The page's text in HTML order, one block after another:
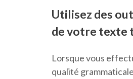
Utilisez des
de votre texte
Lorsque vous
qualité